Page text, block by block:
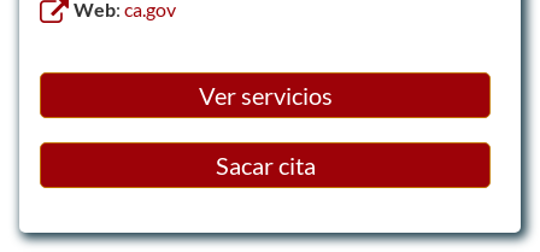
Web: ca.gov
Ver servicios
Sacar cita